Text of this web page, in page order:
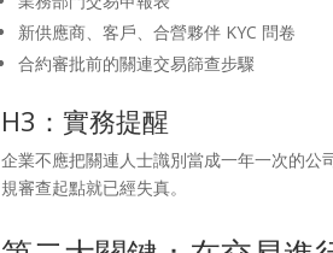
新供應商、客戶、合營夥伴 KYC 問卷
合約審批前的關連交易篩查步驟
H3：實務提醒
企業不應把關連人士識別當成一年一次的公
規審查起點就已經失真。